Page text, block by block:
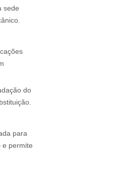
sede
do
para
e permite